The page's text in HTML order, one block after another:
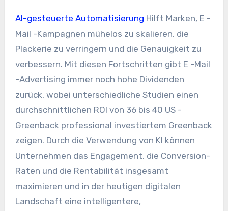
AI-gesteuerte Automatisierung Hilft Marken, E -
Mail -Kampagnen mühelos zu skalieren, die
Plackerie zu verringern und die Genauigkeit zu
verbessern. Mit diesen Fortschritten gibt E -Mail
-Advertising immer noch hohe Dividenden
zurück, wobei unterschiedliche Studien einen
durchschnittlichen ROI von 36 bis 40 US -
Greenback professional investiertem Greenback
zeigen. Durch die Verwendung von KI können
Unternehmen das Engagement, die Conversion-
Raten und die Rentabilität insgesamt
maximieren und in der heutigen digitalen
Landschaft eine intelligentere,